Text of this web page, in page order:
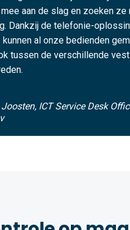
aan de slag en zoeken ze
Dankzij de telefonie-
al onze bedienden
tussen de verschillende
ICT Service Desk